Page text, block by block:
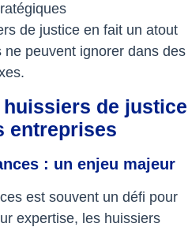
de justice en fait un atout
peuvent ignorer dans des
de justice
entreprises
: un enjeu majeur
est souvent un défi pour
expertise, les huissiers